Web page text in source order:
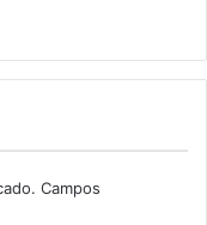
Campos